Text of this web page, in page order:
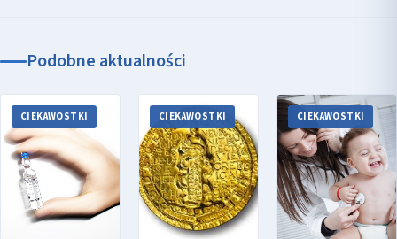
Podobne aktualności
CIEKAWOSTKI CIEKAWOSTKI CIEKAWOSTKI